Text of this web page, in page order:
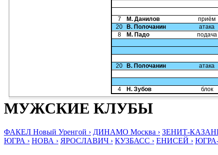
7 М. Данилов
приём
20
В. Полочанин
атака
8
М. Падо подача
20 В. Полочанин атака
4 Н. Зубов блок
МУЖСКИЕ КЛУБЫ
ФАКЕЛ Новый Уренгой › ДИНАМО Москва › ЗЕНИТ-
ЮГРА › НОВА › ЯРОСЛАВИЧ › КУЗБАСС › ЕНИСЕЙ ›